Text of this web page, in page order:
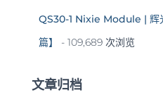
QS30-1 Nixie Module | 辉
篇】
- 109,689 次浏览
文章归档